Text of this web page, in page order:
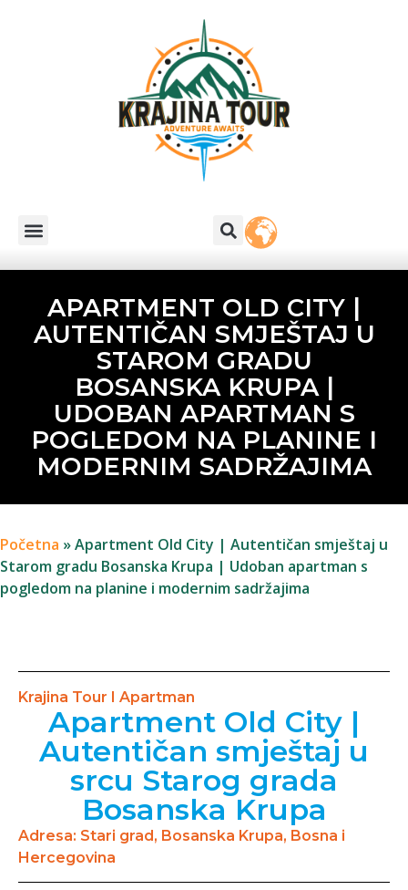
APARTMENT OLD CITY |
AUTENTIČAN SMJEŠTAJ U
STAROM GRADU
BOSANSKA KRUPA |
UDOBAN APARTMAN S
POGLEDOM NA PLANINE I
MODERNIM SADRŽAJIMA
Početna »Apartment Old City | Autentičan smještaj u
Starom gradu Bosanska Krupa | Udoban apartman s
pogledom na planine i modernim sadržajima
Krajina Tour I Apartman
Apartment Old City |
Autentičan smještaj u
srcu Starog grada
Bosanska Krupa
Adresa: Stari grad, Bosanska Krupa, Bosna i
Hercegovina